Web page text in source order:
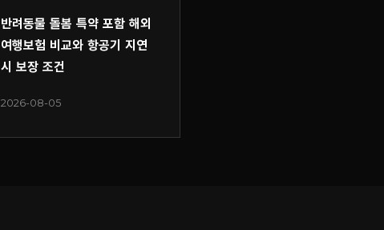
반려동물 돌봄 특약 포함 해외
여행보험 비교와 항공기 지연
시 보장 조건
2026-08-05